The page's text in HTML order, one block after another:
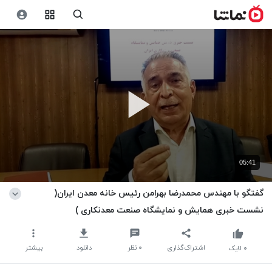
05:41
گفتگو با مهندس محمدرضا بهرامن رئیس خانه معدن ایران(
نشست خبری همایش و نمایشگاه صنعت معدنکاری )
اشتراک‌گذاری ۰ نظر دانلود بیشتر ۰ لایک